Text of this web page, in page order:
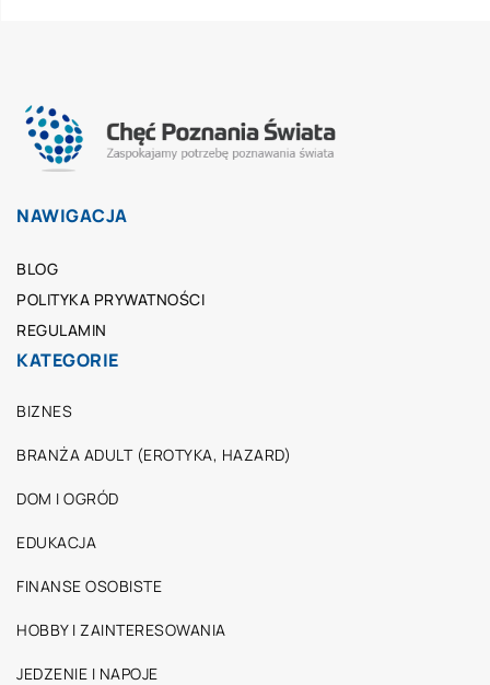
NAWIGACJA
BLOG
POLITYKA PRYWATNOŚCI
REGULAMIN
KATEGORIE
BIZNES
BRANŻA ADULT (EROTYKA, HAZARD)
DOM I OGRÓD
EDUKACJA
FINANSE OSOBISTE
HOBBY I ZAINTERESOWANIA
JEDZENIE I NAPOJE